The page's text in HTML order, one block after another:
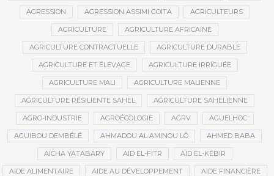
AGRESSION AGRESSION ASSIMI GOITA AGRICULTEURS
AGRICULTURE AGRICULTURE AFRICAINE
AGRICULTURE CONTRACTUELLE AGRICULTURE DURABLE
AGRICULTURE ET ÉLEVAGE AGRICULTURE IRRIGUÉE
AGRICULTURE MALI AGRICULTURE MALIENNE
AGRICULTURE RÉSILIENTE SAHEL AGRICULTURE SAHÉLIENNE
AGRO-INDUSTRIE AGROÉCOLOGIE AGRV AGUELHOC
AGUIBOU DEMBÉLÉ AHMADOU AL AMINOU LÔ AHMED BABA
AÏCHA YATABARY AÏD EL-FITR AÏD EL-KÉBIR
AIDE ALIMENTAIRE AIDE AU DÉVELOPPEMENT AIDE FINANCIÈRE